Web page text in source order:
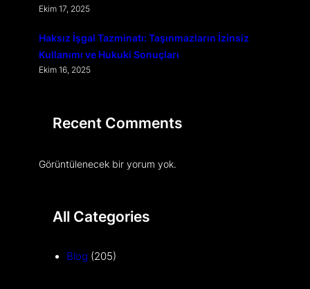
Ekim 17, 2025
Haksız İşgal Tazminatı: Taşınmazların İzinsiz
Kullanımı ve Hukuki Sonuçları
Ekim 16, 2025
Recent Comments
Görüntülenecek bir yorum yok.
All Categories
Blog (205)